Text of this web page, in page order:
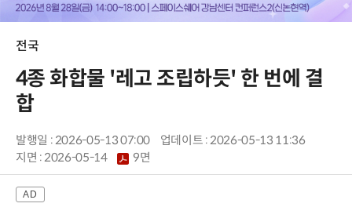
전국
4종 화합물 '레고 조립하듯' 한 번에 결
합
발행일 : 2026-05-13 07:00
업데이트 : 2026-05-13 11:36
지면 :2026-05-14 9면